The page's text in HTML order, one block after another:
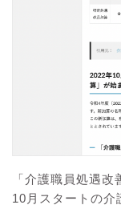
「介護職員処遇
10月スタートの介